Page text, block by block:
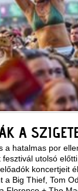
A
a hatalmas por
utolsó
koncertjeit
a Big Thief, Tom